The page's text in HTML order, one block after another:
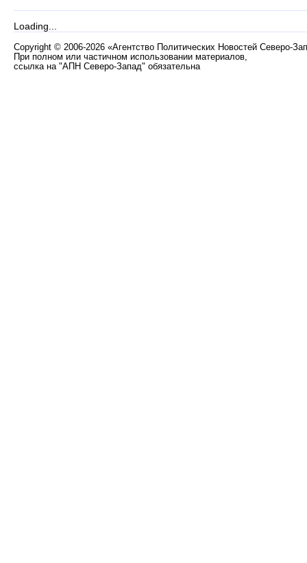
Loading...
Copyright © 2006-2026 «Агентство Политических Новостей Северо-
При полном или частичном использовании материалов,
ссылка на "АПН Северо-Запад" обязательна